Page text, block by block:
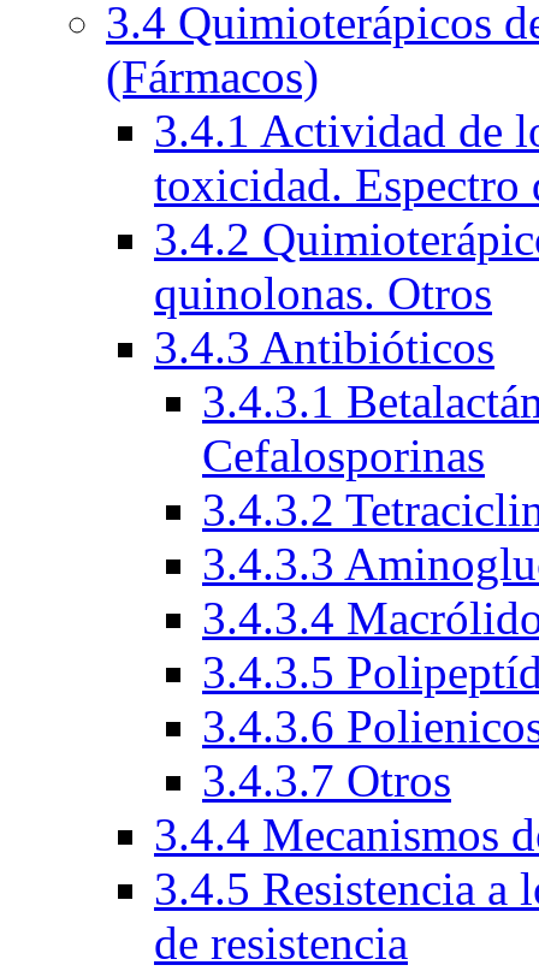
3.4 Quimioterápicos
(Fármacos)
3.4.1 Actividad de
toxicidad. Espectro
3.4.2
quinolonas. Otros
3.4.3 Antibióticos
3.4.3.1
Cefalosporinas
3.4.3.2
3.4.3.3
3.4.3.4
3.4.3.5
3.4.3.6
3.4.3.7 Otros
3.4.4 Mecanismos
3.4.5 Resistencia a
de resistencia